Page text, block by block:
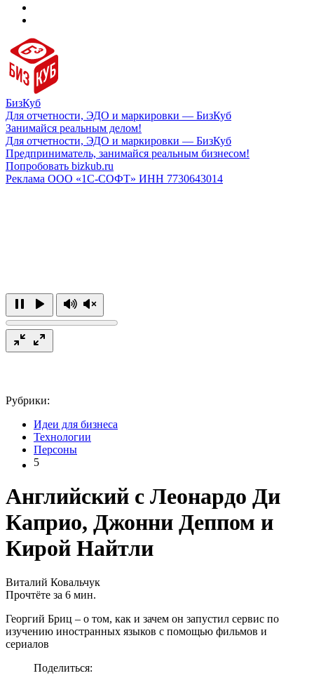
БизКуб
Для отчетности, ЭДО и маркировки — БизКуб
Занимайся реальным делом!
Для отчетности, ЭДО и маркировки — БизКуб
Предприниматель, занимайся реальным бизнесом!
Попробовать bizkub.ru
Реклама ООО «1С-СОФТ» ИНН 7730643014
Рубрики:
Идеи для бизнеса
Технологии
Персоны
5
Английский с Леонардо Ди
Каприо, Джонни Деппом и
Кирой Найтли
Виталий Ковальчук
Прочтёте за 6 мин.
Георгий Бриц – о том, как и зачем он запустил сервис по
изучению иностранных языков с помощью фильмов и
сериалов
Поделиться: